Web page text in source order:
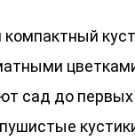
сад до